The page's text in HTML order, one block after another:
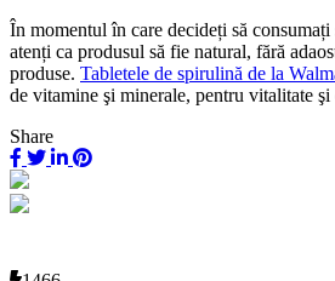
În momentul în care decideți să
atenți ca produsul să fie natural, fără
produse. Tabletele de spirulină de la
de vitamine şi minerale, pentru vitalitate
Share